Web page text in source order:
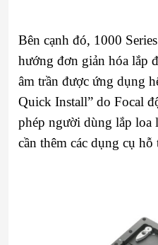
Bên cạnh đó, 1000
hướng đơn giản hóa lắp
âm trần được ứng dụng
Quick Install” do Focal
phép người dùng lắp loa
cần thêm các dụng cụ hỗ